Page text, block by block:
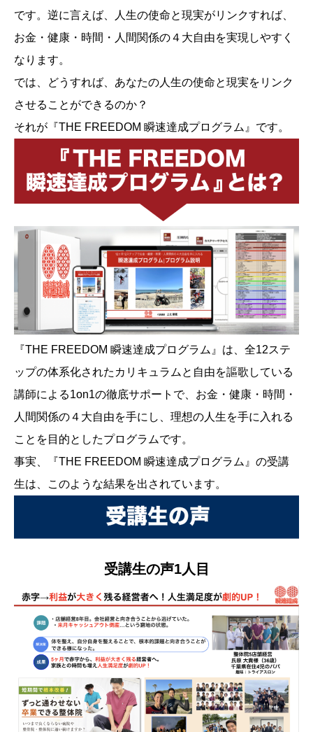
です。逆に言えば、人生の使命と現実がリンクすれば、
お金・健康・時間・人間関係の４大自由を実現しやすく
なります。
では、どうすれば、あなたの人生の使命と現実をリンク
させることができるのか？
それが『THE FREEDOM 瞬速達成プログラム』です。
『THE FREEDOM 瞬速達成プログラム』は、全12ステ
ップの体系化されたカリキュラムと自由を謳歌している
講師による1on1の徹底サポートで、お金・健康・時間・
人間関係の４大自由を手にし、理想の人生を手に入れる
ことを目的としたプログラムです。
事実、『THE FREEDOM 瞬速達成プログラム』の受講
生は、このような結果を出されています。
受講生の声1人目